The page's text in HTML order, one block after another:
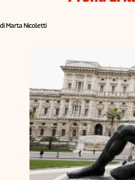
di Marta Nicoletti